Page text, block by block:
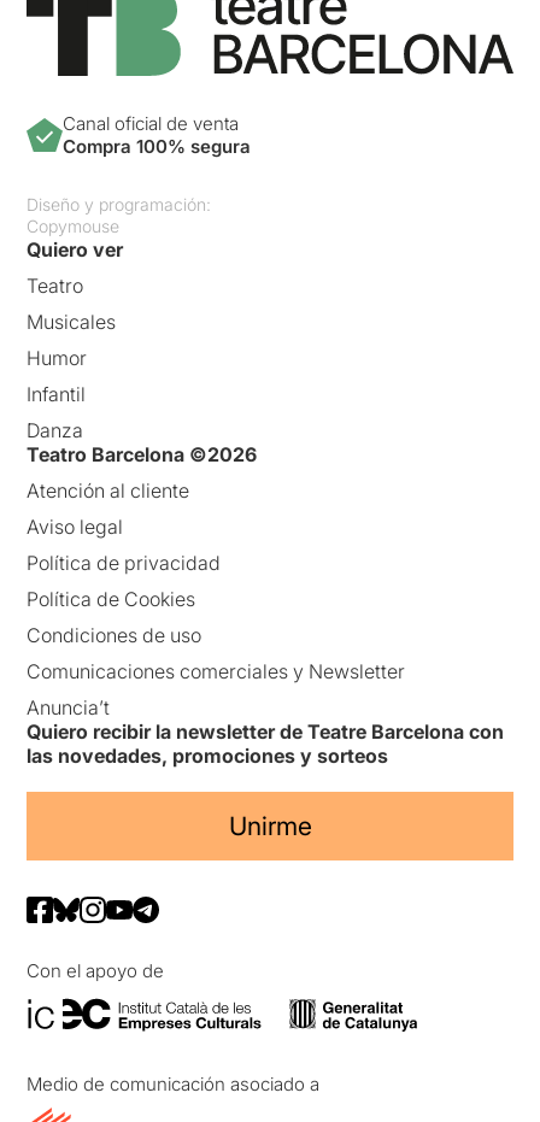
Canal oficial de venta
Compra 100% segura
Diseño y programación:
Copymouse
Quiero ver
Teatro
Musicales
Humor
Infantil
Danza
Teatro Barcelona ©2026
Atención al cliente
Aviso legal
Política de privacidad
Política de Cookies
Condiciones de uso
Comunicaciones comerciales y Newsletter
Anuncia’t
Quiero recibir la newsletter de Teatre Barcelona con
las novedades, promociones y sorteos
Unirme
Con el apoyo de
Medio de comunicación asociado a